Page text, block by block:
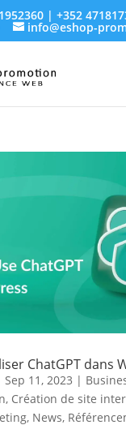
| +352
info@eshop-
ChatGPT dans
Sep 11, 2023 |
, Création de site
, News,